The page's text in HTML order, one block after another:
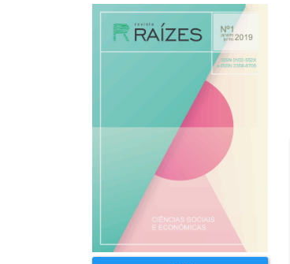
Barra
lateral
artigos